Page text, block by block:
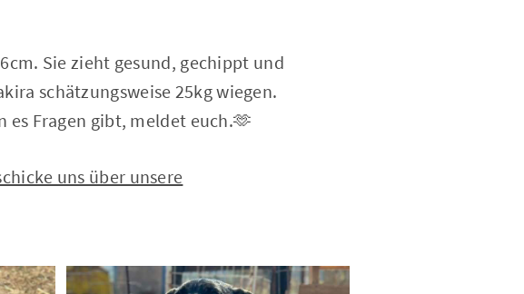
Sie zieht gesund, gechippt und
schätzungsweise 25kg wiegen.
es Fragen gibt, meldet euch.🫶
uns über unsere